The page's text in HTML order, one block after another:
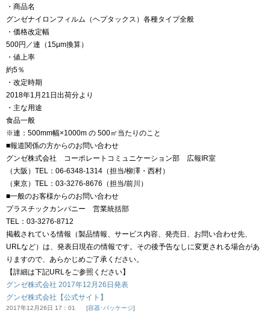
・商品名
グンゼナイロンフィルム（ヘプタックス）各種タイプ全般
・価格改定幅
500円／連（15μm換算）
・値上率
約5％
・改定時期
2018年1月21日出荷分より
・主な用途
食品一般
※連：500mm幅×1000m の 500㎡当たりのこと
■報道関係の方からのお問い合わせ
グンゼ株式会社 コーポレートコミュニケーション部 広報IR室
（大阪）TEL：06-6348-1314（担当/柳澤・西村）
（東京）TEL：03-3276-8676（担当/前川）
■一般のお客様からのお問い合わせ
プラスチックカンパニー 営業統括部
TEL：03-3276-8712
掲載されている情報（製品情報、サービス内容、発売日、お問い合わせ先、
URLなど）は、発表日現在の情報です。その後予告なしに変更される場合があ
りますので、あらかじめご了承ください。
【詳細は下記URLをご参照ください】
グンゼ株式会社 2017年12月26日発表
グンゼ株式会社【公式サイト】
2017年12月26日 17：01 容器･パッケージ